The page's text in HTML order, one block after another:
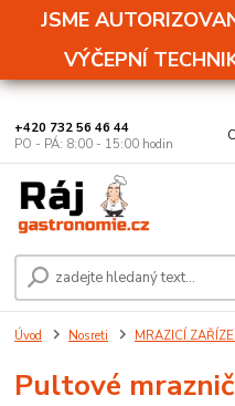
JSME
VÝČEPNÍ
+420 732 56 46 44
PO - PÁ: 8:00 - 15:00 hodin
Úvod Nosreti MRAZICÍ
Pultové